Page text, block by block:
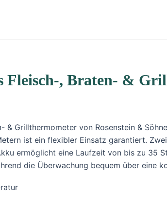
Fleisch-, Braten- &
& Grillthermometer von Rosenstein &
ist ein flexibler Einsatz garantiert.
ermöglicht eine Laufzeit von bis zu 35
die Überwachung bequem über eine